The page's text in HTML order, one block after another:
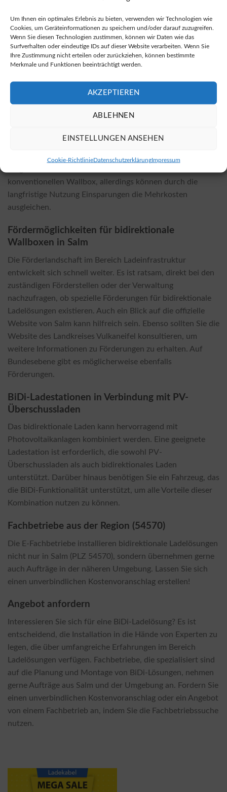
Um Ihnen ein optimales Erlebnis zu bieten, verwenden wir Technologien wie
Cookies, um Geräteinformationen zu speichern und/oder darauf zuzugreifen.
Wenn Sie diesen Technologien zustimmen, können wir Daten wie das
Surfverhalten oder eindeutige IDs auf dieser Website verarbeiten. Wenn Sie
Ihre Zustimmung nicht erteilen oder zurückziehen, können bestimmte
Merkmale und Funktionen beeinträchtigt werden.
AKZEPTIEREN
ABLEHNEN
EINSTELLUNGEN ANSEHEN
Cookie-RichtlinieDatenschutzerklärungImpressum
Bidirektionale Wallboxen sind sowohl bei Fachhändlern vor
Ort als auch in zahlreichen Online-Shops erhältlich. In
Online-Shops sind die Anschaffungspreise in der Regel
günstiger. Bei Interesse an einem Kauf von bidirektionalen
Wallboxen können Sie unter folgendem Link die passenden
Modelle finden.
Kosten der Installation und Einflussfaktoren
Die Installationskosten hängen vom gewählten Wallbox-
Modell und den örtlichen Gegebenheiten ab. Faktoren wie
Generell ist die Installation einer bidirektionalen Wallbox
konventionellen Wallbox, allerdings können durch die
langfristige Nutzung Einsparungen die Mehrkosten
ausgleichen.
Fördermöglichkeiten für bidirektionale
Wallboxen in Salm
Die Förderlandschaft im Bereich Ladeinfrastruktur
entwickelt sich schnell weiter. Es ist ratsam, direkt bei den
zuständigen Förderstellen oder der Verwaltung
nachzufragen, ob spezielle Förderungen für bidirektionale
Ladelösungen existieren. Auch ein Blick auf die offizielle
Website von Salm kann hilfreich sein. Ebenso sollten Sie die
Website des Landkreises Vulkaneifel konsultieren, um
weitere Informationen zu Förderungen zu erhalten. Auf
Bundesebene gibt es möglicherweise ebenfalls
Förderungen.
BiDi-Ladestationen in Verbindung mit PV-
Überschussladen
Das bidirektionale Laden kann hervorragend mit
Photovoltaikanlagen kombiniert werden. Eine geeignete
Ladestation ist erforderlich, die sowohl PV-
Überschussladen als auch bidirektionales Laden
unterstützt. Darüber hinaus benötigen Sie ein Fahrzeug, das
die BiDi-Funktionalität unterstützt, um alle Vorteile dieser
Kombination nutzen zu können.
Fachbetriebe aus der Region (54570)
Die E-Fachbetriebe installieren bidirektionale Ladelösungen
nicht nur in Salm (PLZ 54570), sondern übernehmen gerne
auch Aufträge in der näheren Umgebung. Lassen Sie sich
einen unverbindlichen Kostenvoranschlag erstellen!
Angebot anfordern
Interessieren Sie sich für eine BiDi-Ladelösung? Es ist
entscheidend, die Installation in die Hände von Experten zu
legen, die über umfangreiche Erfahrungen im Bereich
Ladelösungen verfügen. Fachbetriebe, die spezialisiert sind
auf die Planung und Montage von BiDi-Lösungen, nehmen
gerne Aufträge aus Salm und der Umgebung an. Fordern Sie
einen unverbindlichen Kostenvoranschlag oder ein Angebot
von einem Fachbetrieb an, indem Sie die Fachbetriebssuche
nutzen.